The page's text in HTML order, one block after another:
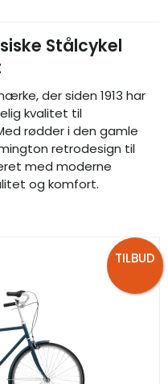
Stålcykel
der siden 1913 har
kvalitet til
rødder i den gamle
retrodesign til
med moderne
og komfort.
TILBUD